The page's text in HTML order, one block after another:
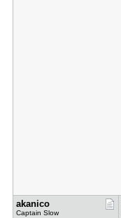
akanico
Captain Slow